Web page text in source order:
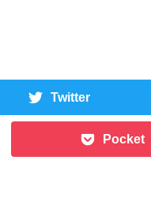
Twitter
Pocket